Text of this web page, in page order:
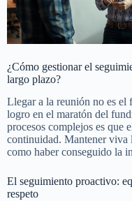
¿Cómo gestionar el
largo plazo?
Llegar a la reunión no es el
logro en el maratón del
procesos complejos es que
continuidad. Mantener viva
como haber conseguido la
El seguimiento proactivo:
respeto